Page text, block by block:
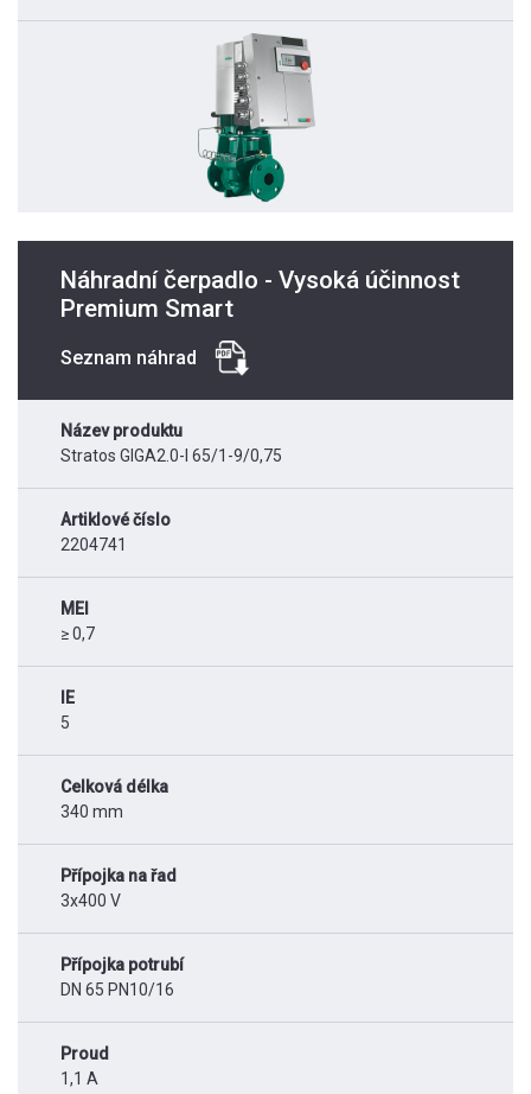
Náhradní čerpadlo - Vysoká účinnost
Premium Smart
Seznam náhrad
Název produktu
Stratos GIGA2.0-I 65/1-9/0,75
Artiklové číslo
2204741
MEI
≥ 0,7
IE
5
Celková délka
340 mm
Přípojka na řad
3x400 V
Přípojka potrubí
DN 65 PN10/16
Proud
1,1 A